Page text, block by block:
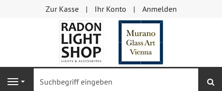
Zur Kasse Ihr Konto Anmelden
Navigation